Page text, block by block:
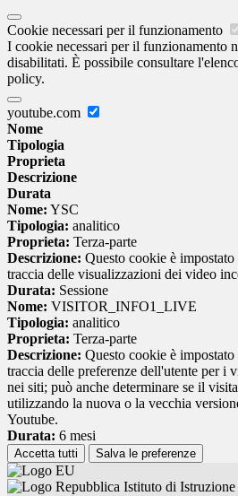
Cookie necessari per il funzionamento
I cookie necessari per il funzionamento
disabilitati. È possibile consultare
policy.
youtube.com
Nome
Tipologia
Proprieta
Descrizione
Durata
Nome: YSC
Tipologia: analitico
Proprieta: Terza-parte
Descrizione: Questo cookie è
traccia delle visualizzazioni dei video
Durata: Sessione
Nome: VISITOR_INFO1_LIVE
Tipologia: analitico
Proprieta: Terza-parte
Descrizione: Questo cookie è
traccia delle preferenze dell'utente per i
nei siti; può anche determinare se il
utilizzando la nuova o la vecchia
Youtube.
Durata: 6 mesi
Accetta tutti Salva le preferenze
Istituto di